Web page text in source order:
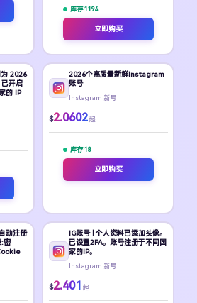
库存 1194
立即购买
为 2026
开启
的 IP
2026个高质量新鲜Instagram
账号
Instagram 新号
$2.0602 起
库存 18
立即购买
动注册
:密
IG账号 | 个人资料已添加头像。
已设置2FA。账号注册于不同国
家的IP。
Instagram 新号
$2.401 起